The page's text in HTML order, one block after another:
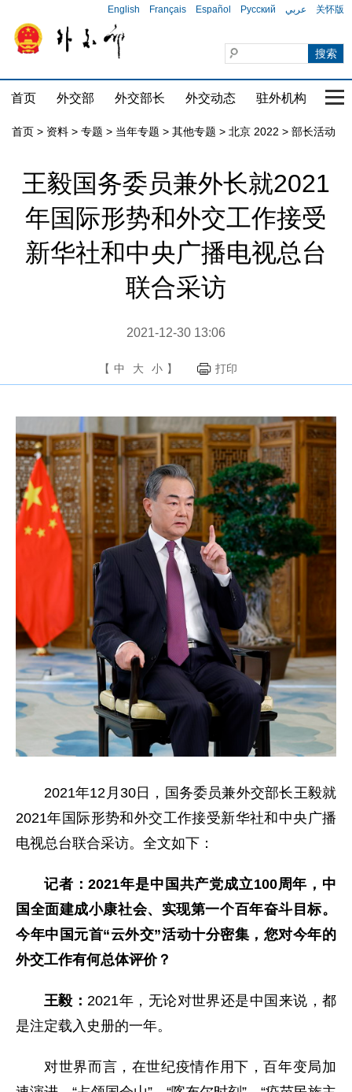
English Français Español Русский عربي 关怀版
首页 外交部 外交部长 外交动态 驻外机构 国
首页 > 资料 > 专题 > 当年专题 > 其他专题 > 北京 2022 > 部长活动
王毅国务委员兼外长就2021
年国际形势和外交工作接受
新华社和中央广播电视总台
联合采访
2021-12-30 13:06
【 中 大 小 】 打印
2021年12月30日，国务委员兼外交部长王毅就
2021年国际形势和外交工作接受新华社和中央广播
电视总台联合采访。全文如下：
记者：2021年是中国共产党成立100周年，中
国全面建成小康社会、实现第一个百年奋斗目标。
今年中国元首“云外交”活动十分密集，您对今年的
外交工作有何总体评价？
王毅：2021年，无论对世界还是中国来说，都
是注定载入史册的一年。
对世界而言，在世纪疫情作用下，百年变局加